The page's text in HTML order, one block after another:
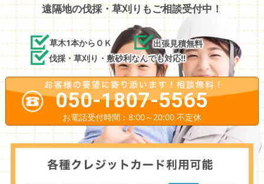
遠隔地の伐採・草刈りもご相談受付中！
草木1本からＯＫ
出張見積無料
伐採・草刈り・敷砂利なんでも対応!!
050-1807-5565
お電話受付時間：8:00～20:00 不定休